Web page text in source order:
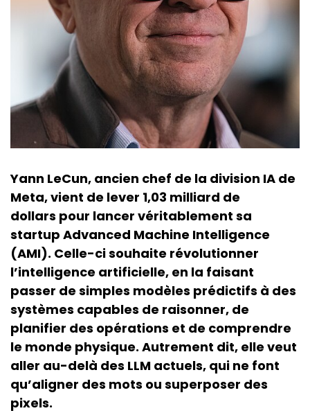
Yann LeCun, ancien chef de la division IA de
Meta, vient de lever 1,03 milliard de
dollars pour lancer véritablement sa
startup Advanced Machine Intelligence
(AMI). Celle-ci souhaite révolutionner
l’intelligence artificielle, en la faisant
passer de simples modèles prédictifs à des
systèmes capables de raisonner, de
planifier des opérations et de comprendre
le monde physique. Autrement dit, elle veut
aller au-delà des LLM actuels, qui ne font
qu’aligner des mots ou superposer des
pixels.